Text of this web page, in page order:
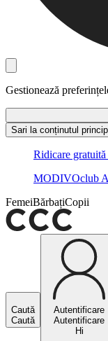
Gestionează
Sari la conținutul
Ridicare
MODIVOclub
FemeiBărbațiCopii
Caută
Caută
Autentificare
Autentificare
Hi